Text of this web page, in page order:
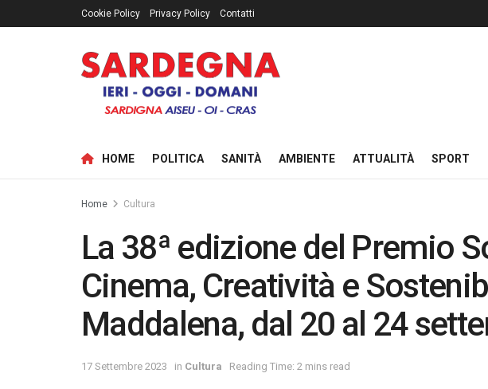
Cookie Policy Privacy Policy Contatti
HOME POLITICA SANITÀ AMBIENTE ATTUALITÀ SPORT
Home Cultura
La 38ª edizione del Premio
Cinema, Creatività e
Maddalena, dal 20 al 24
17 Settembre 2023 in Cultura Reading Time: 2 mins read